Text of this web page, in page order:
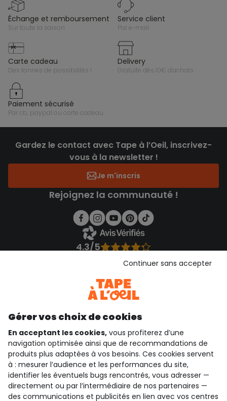
échange et remboursement
sur toute la saison
service client
par e-mail
carte cadeau
des tonnes de possibilités !
delivery
gratuite dès 10€ d'achats
paiement sécurisé
par cb, paypal ou carte cadeau
Gardez le contact avec Tape à l’Oeil, inscrivez-
vous à la newsletter !
Je m'inscris
Rejoignez la communauté !
4.3/5
Voir l’attestation de confiance
Téléchargez notre application
Découvrir notre application
qui sommes-nous ?
besoin d'aide ?
Gérer vos choix de cookies
En acceptant les cookies, vous profiterez d’une
navigation optimisée ainsi que de recommandations de
produits plus adaptées à vos besoins. Ces cookies servent
à : mesurer l’audience et les performances du site,
identifier les éventuels bugs rencontrés, vous adresser —
directement ou par l’intermédiaire de nos partenaires —
des communications et publicités en lien avec vos centres
Continuer sans accepter